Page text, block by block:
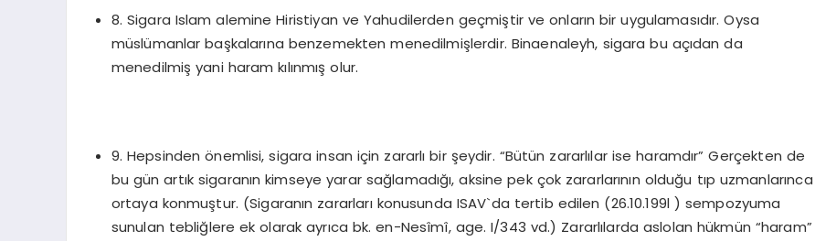
8. Sigara Islam alemine Hiristiyan ve Yahudilerden geçmiştir ve onların bir uygulamasıdır. Oysa
müslümanlar başkalarına benzemekten menedilmişlerdir. Binaenaleyh, sigara bu açıdan da
menedilmiş yani haram kılınmış olur.
9. Hepsinden önemlisi, sigara insan için zararlı bir şeydir. “Bütün zararlılar ise haramdır” Gerçekten de
bu gün artık sigaranın kimseye yarar sağlamadığı, aksine pek çok zararlarının olduğu tıp uzmanlarınca
ortaya konmuştur. (Sigaranın zararları konusunda ISAV`da tertib edilen (26.10.199l ) sempozyuma
sunulan tebliğlere ek olarak ayrıca bk. en-Nesîmî, age. I/343 vd.) Zararlılarda aslolan hükmün “haram”